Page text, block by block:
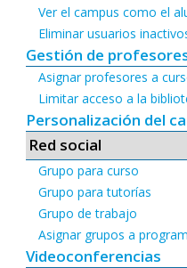
Ver el campus como el
Eliminar usuarios
Gestión de
Asignar profesores a
Limitar acceso a la
Personalización del
Red social
Grupo para curso
Grupo para tutorías
Grupo de trabajo
Asignar grupos a
Videoconferencias